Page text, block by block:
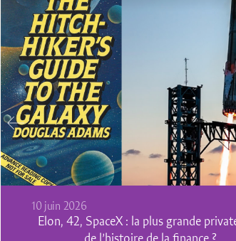
20 mai 2026
L’or redevient monnaie des monnaie